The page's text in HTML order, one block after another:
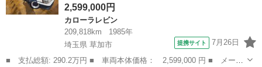
2,599,000円
カローラレビン
209,818km
1985年
埼玉県 草加市
提携サイト 7月26日
■ 支払総額: 290.2万円 ■ 車両本体価格： 2,599,000 円 ■ メーカ